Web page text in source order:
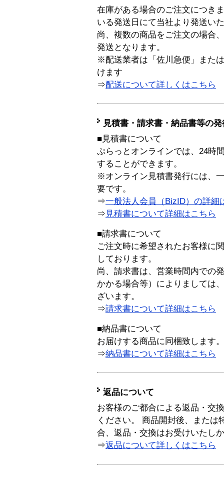
在庫がある場合のご注文につき
いる発送日にて当社より発送い
尚、複数の商品をご注文の場合
発送となります。
※配送業者は「佐川急便」また
けます
⇒配送について詳しくはこちら
見積書・請求書・納品書等の
■見積書について
ぷらっとオンラインでは、24時
することができます。
※オンライン見積書発行には、
要です。
⇒一般法人会員（BizID）の詳細
⇒ 見積書について詳細はこちら
■請求書について
ご注文時に希望されたお客様に
しております。
尚、請求書は、営業時間内での
かかる場合等）によりましては
ざいます。
⇒請求書について詳細はこちら
■納品書について
お届けする商品に同梱致します。
⇒納品書について詳細はこちら
返品について
お客様のご都合による返品・交
ください。 商品開封後、または
合、返品・交換はお受けいたし
⇒返品について詳しくはこちら